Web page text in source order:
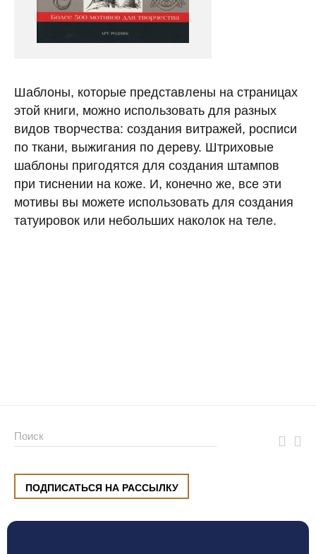
Шаблоны, которые представлены на страницах
этой книги, можно использовать для разных
видов творчества: создания витражей, росписи
по ткани, выжигания по дереву. Штриховые
шаблоны пригодятся для создания штампов
при тиснении на коже. И, конечно же, все эти
мотивы вы можете использовать для создания
татуировок или небольших наколок на теле.
ПОДПИСАТЬСЯ НА РАССЫЛКУ
ул. Малышева, 8, Екатеринбург